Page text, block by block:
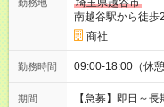
勤務地
埼玉県越谷市
南越谷駅から徒歩
商社
勤務時間 09:00-18:00（休
期間 【急募】即日～